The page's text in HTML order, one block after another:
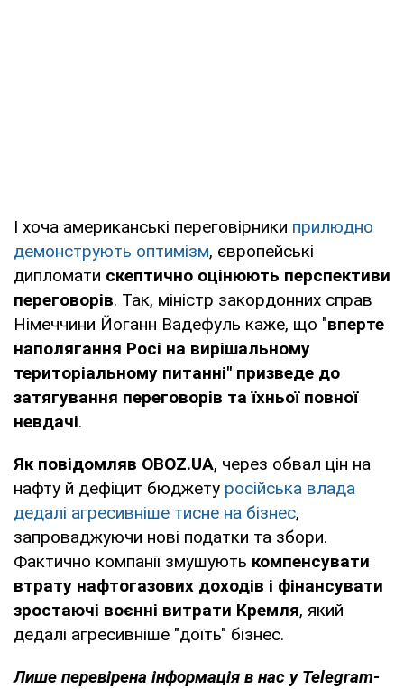
І хоча американські переговірники прилюдно
демонструють оптимізм, європейські
дипломати скептично оцінюють перспективи
переговорів. Так, міністр закордонних справ
Німеччини Йоганн Вадефуль каже, що "вперте
наполягання Росі на вирішальному
територіальному питанні" призведе до
затягування переговорів та їхньої повної
невдачі.
Як повідомляв OBOZ.UA, через обвал цін на
нафту й дефіцит бюджету російська влада
дедалі агресивніше тисне на бізнес,
запроваджуючи нові податки та збори.
Фактично компанії змушують компенсувати
втрату нафтогазових доходів і фінансувати
зростаючі воєнні витрати Кремля, який
дедалі агресивніше "доїть" бізнес.
Лише перевірена інформація в нас у Telegram-